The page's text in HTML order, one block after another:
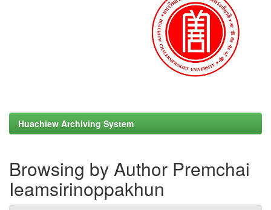
Huachiew Archiving System
Browsing by Author Premchai
Ieamsirinoppakhun